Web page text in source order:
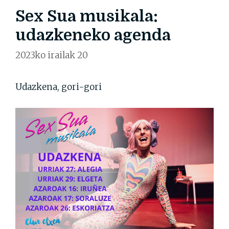
Sex Sua musikala:
udazkeneko agenda
2023ko irailak 20
Udazkena, gori-gori